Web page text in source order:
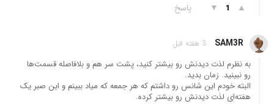
▲
1
▼ پاسخ
SAM3R 3 هفته قبل
به نظرم لذت دیدنش رو بیشتر کنید، پشت سر هم و بلافاصله قسمت‌ها
رو نبینید. زمان بدید.
البته خودم این شانس رو داشتم که هر جمعه که میاد ببینم و این صبر یک
هفته‌ای لذت دیدنش رو بیشتر کرده.